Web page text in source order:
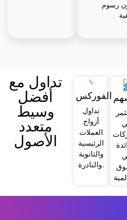
رسوم
تداول مع
أفضل
وسيط
متعدد
الأصول
الفوركس
تداول
أزواج
العملات
الرئيسية
والثانوية
والنادرة.